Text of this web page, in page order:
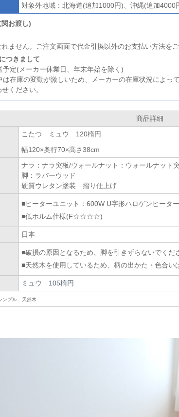
対象外地域：北海道(追加1000円)、沖縄(追加
お渡し)
ません。ご注文画面で代金引換以外のお支払い方法をご
つきまして
定(メーカー休業日、年末年始を除く)
在庫の変動が激しいため、メーカーの在庫状況によ
ください。
商品詳細
こたつ ミュウ 120楕円
幅120×奥行70×高さ38cm
ナラ：ナラ突板/ウォールナット：ウォールナット
脚：ラバーウッド
硬質ウレタン塗装 摺り仕上げ
■ヒーターユニット：600W U字形ハロゲンヒータ
■低ホルム仕様(F☆☆☆☆)
日本
■破損の原因となるため、脚を引きずらないでくだ
■天然木を使用しているため、柄の出かた・色合い
ミュウ 105楕円
プル 天然木